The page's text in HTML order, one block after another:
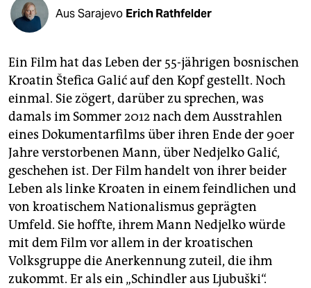
fragen & hilfe
abo
genossenschaft
epaper login
Aus Sarajevo Erich Rathfelder
Ein Film hat das Leben der 55-jährigen bosnischen
Kroatin Štefica Galić auf den Kopf gestellt. Noch
einmal. Sie zögert, darüber zu sprechen, was
damals im Sommer 2012 nach dem Ausstrahlen
eines Dokumentarfilms über ihren Ende der 90er
Jahre verstorbenen Mann, über Nedjelko Galić,
geschehen ist. Der Film handelt von ihrer beider
Leben als linke Kroaten in einem feindlichen und
von kroatischem Nationalismus geprägten
Umfeld. Sie hoffte, ihrem Mann Nedjelko würde
mit dem Film vor allem in der kroatischen
Volksgruppe die Anerkennung zuteil, die ihm
zukommt. Er als ein „Schindler aus Ljubuški“.